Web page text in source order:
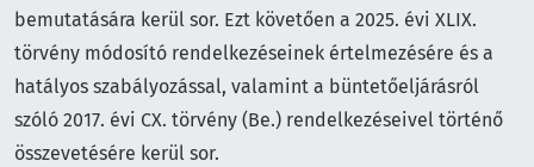
bemutatására kerül sor. Ezt követően a 2025. évi XLIX.
törvény módosító rendelkezéseinek értelmezésére és a
hatályos szabályozással, valamint a büntetőeljárásról
szóló 2017. évi CX. törvény (Be.) rendelkezéseivel történő
összevetésére kerül sor.